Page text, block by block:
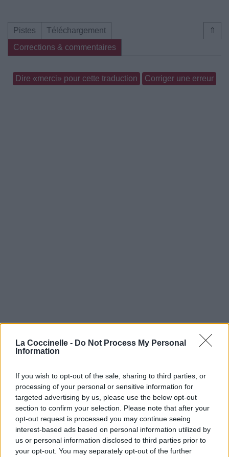
La Coccinelle - Do Not Process My Personal
Information
If you wish to opt-out of the sale, sharing to third parties, or
processing of your personal or sensitive information for
targeted advertising by us, please use the below opt-out
section to confirm your selection. Please note that after your
opt-out request is processed you may continue seeing
interest-based ads based on personal information utilized by
us or personal information disclosed to third parties prior to
your opt-out. You may separately opt-out of the further
⇑
Pistes
Téléchargement
Corrections & commentaires
Dire «merci» pour cette traduction Corriger une erreur